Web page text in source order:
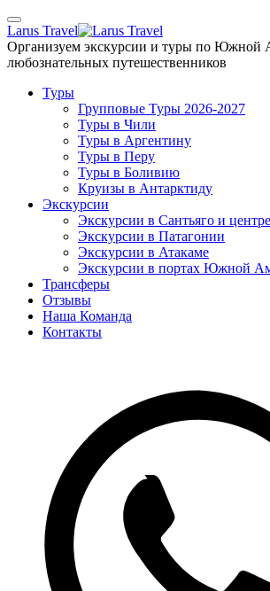
Skip
to
the
content
Larus Travel
Организуем экскурсии и туры по Южной
любознательных путешественников
Туры
Групповые Туры 2026-2027
Туры в Чили
Туры в Аргентину
Туры в Перу
Туры в Боливию
Круизы в Антарктиду
Экскурсии
Экскурсии в Сантьяго и
Экскурсии в Патагонии
Экскурсии в Атакаме
Экскурсии в портах Южной
Трансферы
Отзывы
Наша Команда
Контакты